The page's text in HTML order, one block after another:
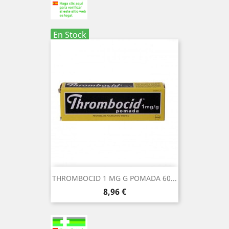
En Stock
THROMBOCID 1 MG G POMADA 60...
Precio
8,96 €